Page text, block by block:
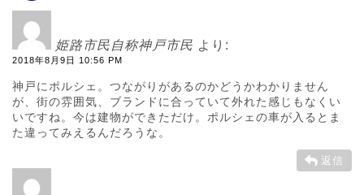
姫路市民自称神戸市民 より:
2018年8月9日 10:56 PM
神戸にポルシェ。つながりがあるのかどうかわかりません
が、街の雰囲気、ブランドに合っていて外れた感じもなくい
いですね。今は建物ができただけ。ポルシェの車が入るとま
た違ってみえるんだろうな。
返信